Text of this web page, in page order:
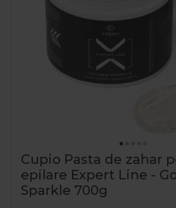
Cupio Pasta de zahar
epilare Expert Line -
Sparkle 700g